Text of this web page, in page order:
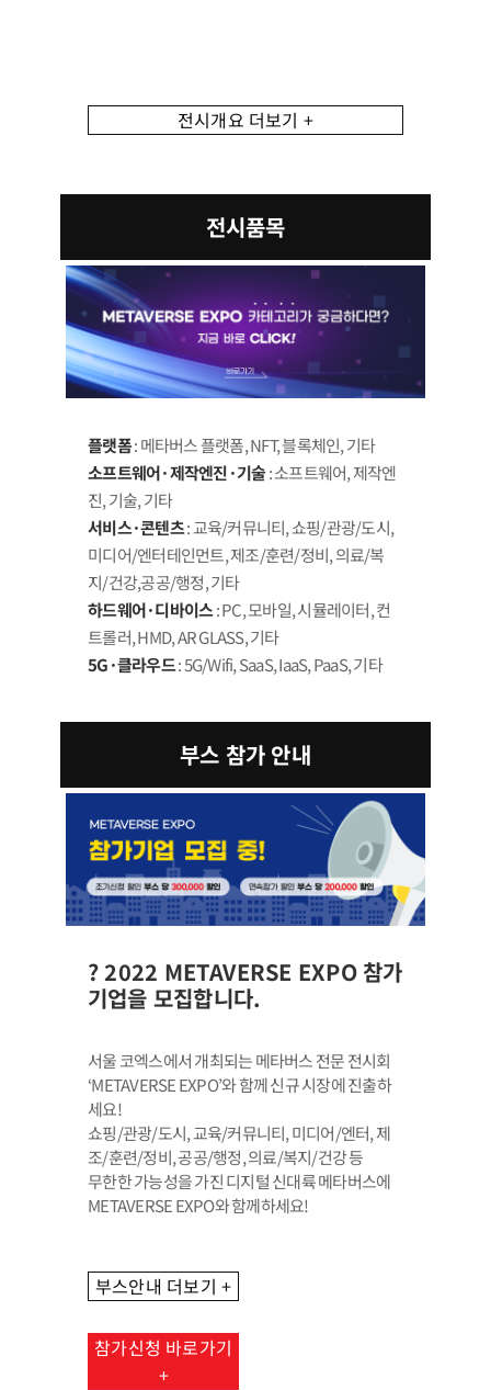
전시개요 더보기 +
전시품목
플랫폼: 메타버스 플랫폼, NFT, 블록체인, 기타
소프트웨어·제작엔진·기술: 소프트웨어, 제작엔
진, 기술, 기타
서비스·콘텐츠: 교육/커뮤니티, 쇼핑/관광/도시,
미디어/엔터테인먼트, 제조/훈련/정비, 의료/복
지/건강,공공/행정, 기타
하드웨어·디바이스: PC, 모바일, 시뮬레이터, 컨
트롤러, HMD, AR GLASS, 기타
5G·클라우드: 5G/Wifi, SaaS, IaaS, PaaS, 기타
부스 참가 안내
? 2022 METAVERSE EXPO 참가
기업을 모집합니다.
서울 코엑스에서 개최되는 메타버스 전문 전시회
‘METAVERSE EXPO’와 함께 신규 시장에 진출하
세요!
쇼핑/관광/도시, 교육/커뮤니티, 미디어/엔터, 제
조/훈련/정비, 공공/행정, 의료/복지/건강 등
무한한 가능성을 가진 디지털 신대륙 메타버스에
METAVERSE EXPO와 함께하세요!
부스안내 더보기 +
참가신청 바로가기
+